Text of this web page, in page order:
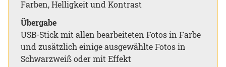
Farben, Helligkeit und Kontrast
Übergabe
USB-Stick mit allen bearbeiteten Fotos in Farbe
und zusätzlich einige ausgewählte Fotos in
Schwarzweiß oder mit Effekt